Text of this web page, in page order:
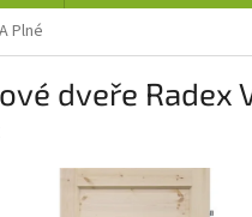
Plné
dveře Radex